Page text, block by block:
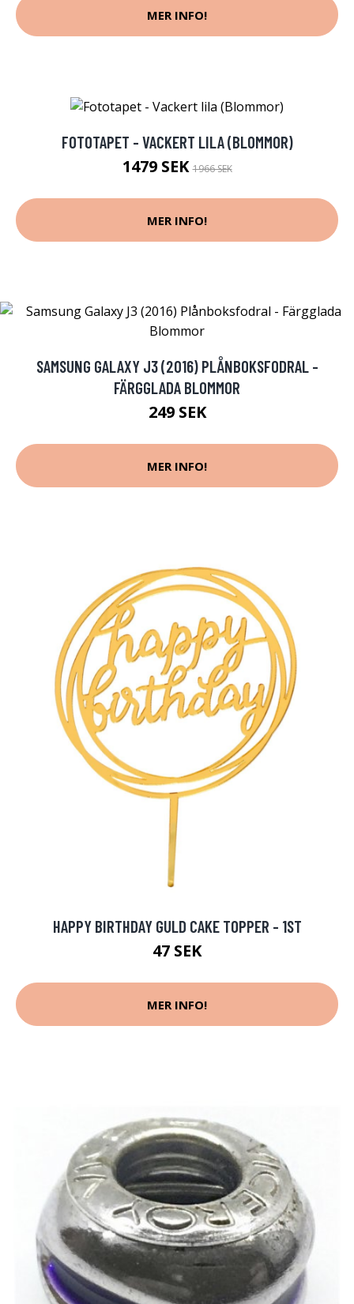
MER INFO!
FOTOTAPET - VACKERT LILA (BLOMMOR)
1479 SEK1966 SEK
MER INFO!
SAMSUNG GALAXY J3 (2016) PLÅNBOKSFODRAL -
FÄRGGLADA BLOMMOR
249 SEK
MER INFO!
HAPPY BIRTHDAY GULD CAKE TOPPER - 1ST
47 SEK
MER INFO!